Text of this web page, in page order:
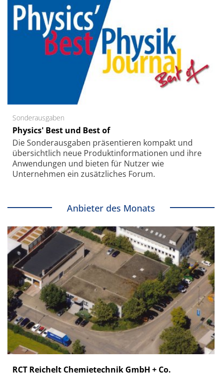
Sonderausgaben
Physics' Best und Best of
Die Sonder­ausgaben präsentieren kompakt und
übersichtlich neue Produkt­informationen und ihre
Anwendungen und bieten für Nutzer wie
Unternehmen ein zusätzliches Forum.
Anbieter des Monats
RCT Reichelt Chemietechnik GmbH + Co.